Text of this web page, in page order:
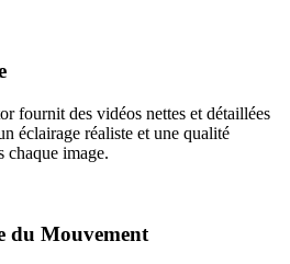
fournit des vidéos nettes et détaillées
éclairage réaliste et une qualité
chaque image.
du Mouvement